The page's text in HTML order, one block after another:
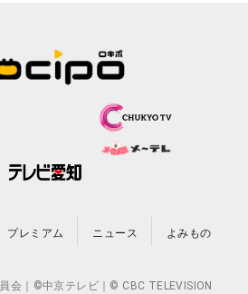
プレミアム ニュース よみもの
会｜©中京テレビ｜© CBC TELEVISION